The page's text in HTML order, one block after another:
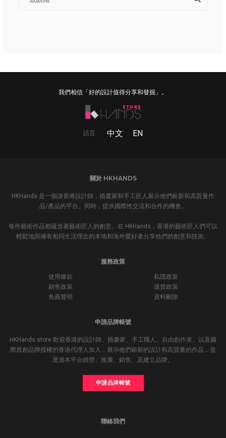
我們相信「好的設計值得分享和發掘」。
語言 中文 EN
關於 HKHANDS
HKHands 是一個讓香港設計師，插畫家和手工匠人展示他們嶄新和高質量作
品/產品的平台。同時，提供國際性交流和合作的機會。
每件藝術作品都蘊含著藝術匠人的創意。在 HKHands，香港的藝術匠人們可以
輕鬆地與擁有相同生活理念的本地和海外愛好者分享他們的創意和技術。
服務政策
使用條款
私隱政策
銷售政策
退貨政策
免責聲明
資料刪除
申請品牌帳號
HKHands store 歡迎香港的設計師、插畫家、手工職人、自由創作者、以及國
際原創品牌授權的香港代理人加入，展示他們嶄新的設計和高質量的作品，並
透過本平台經營、推廣、銷售、及建立品牌。
申請品牌帳號
聯絡我們